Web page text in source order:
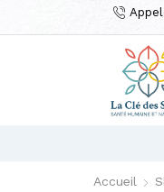
Accueil